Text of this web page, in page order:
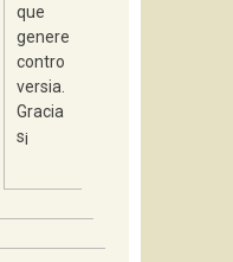
que
genere
contro
versia.
Gracia
s¡